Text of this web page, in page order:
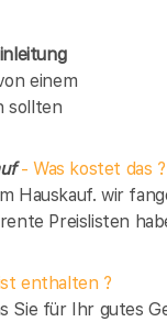
einem
sollten
- Was kostet das ?
Hauskauf. wir
Preislisten
enthalten ?
Sie für Ihr gutes